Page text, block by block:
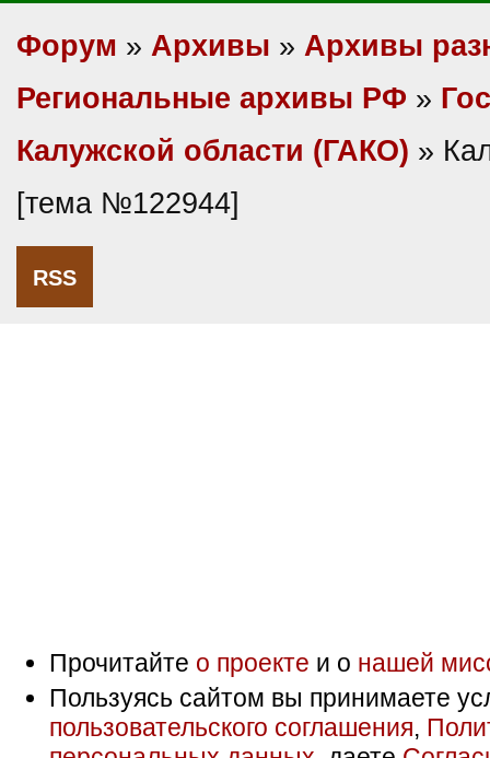
Форум » Архивы » Архивы
Региональные архивы РФ »
Калужской области (ГАКО) »
[тема №122944]
RSS
Прочитайте о проекте и о нашей
Пользуясь сайтом вы принимаете
пользовательского соглашения,